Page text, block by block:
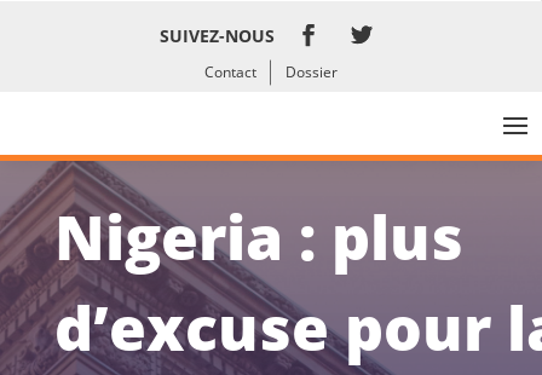
SUIVEZ-NOUS
Contact Dossier
Nigeria : plus
d’excuse pour